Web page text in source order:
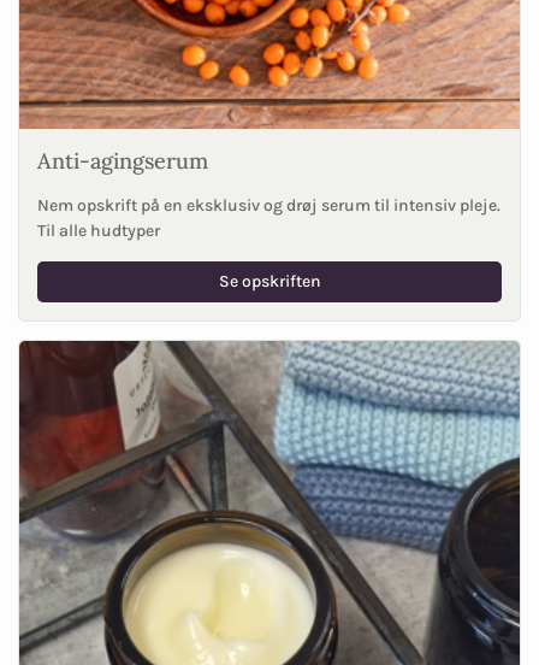
Anti-agingserum
Nem opskrift på en eksklusiv og drøj serum til intensiv pleje.
Til alle hudtyper
Se opskriften